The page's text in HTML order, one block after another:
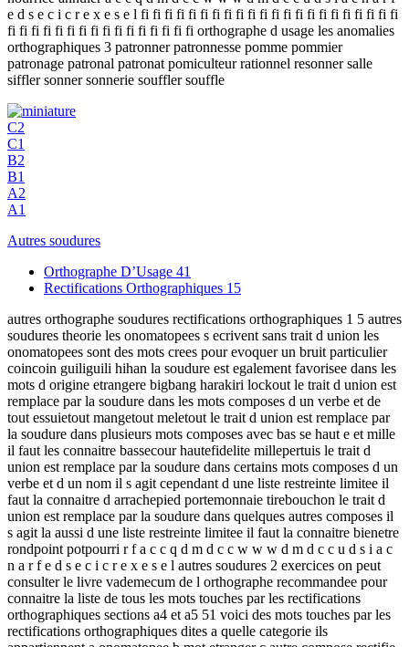
e d s e c i c r e x e s e l fi fi fi fi fi fi fi fi fi fi fi fi fi fi fi fi fi fi fi fi fi fi
fi fi fi fi fi fi fi fi fi fi fi fi fi fi fi fi orthographe d usage les anomalies
orthographiques 3 patronner patronnesse pomme pommier
patronage patronal patronat pomiculteur rationnel resonner salle
siffler sonner sonnerie souffler souffle
C2
C1
B2
B1
A2
A1
Autres soudures
Orthographe D’Usage 41
Rectifications Orthographiques 15
autres orthographe soudures rectifications orthographiques 1 5 autres
soudures theorie les onomatopees s ecrivent sans trait d union les
onomatopees sont des mots crees pour evoquer un bruit particulier
coincoin guiliguili hihan la soudure est egalement favorisee dans les
mots d origine etrangere bigbang harakiri lockout le trait d union est
remplace par la soudure dans les mots composes d un verbe et de
tout essuietout mangetout meletout le trait d union est remplace par
la soudure dans plusieurs mots composes avec bas se haut e et mille
il faut les connaitre bassecour hautefidelite millepertuis le trait d
union est remplace par la soudure dans certains mots composes d un
verbe et d un nom il s agit cependant d une liste restreinte limitee il
faut la connaitre d arrachepied portemonnaie tirebouchon le trait d
union est remplace par la soudure dans quelques autres composes il
s agit la aussi d une liste restreinte limitee il faut la connaitre bienetre
rondpoint potpourri r f a c c q d m d c c w w w d m d c c u d s i a c
n a r f e d s e c i c r e x e s e l autres soudures 2 exercices on peut
consulter le livre vademecum de l orthographe recommandee pour
connaitre la liste de tous les mots touches par les rectifications
orthographiques sections a4 et a5 51 voici des mots touches par les
rectifications orthographiques dites a quelle categorie ils